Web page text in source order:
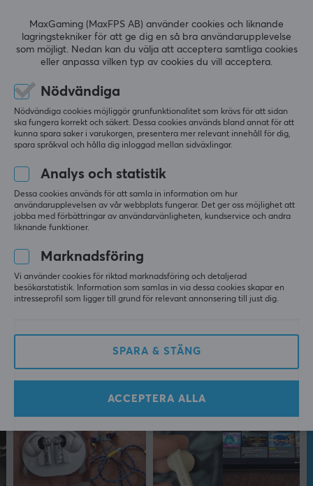
Färg
Blå
Producentens garanti
1 års garanti
0.0
Baserat på 0 recensioner
5
0%
2
1
0%
Mer från vårt Community
MaxGaming (MaxFPS AB) använder cookies och liknande
lagringstekniker för att ge dig en så bra användarupplevelse
som möjligt. Nedan kan du välja att acceptera samtliga cookies
eller anpassa vilken typ av cookies du vill acceptera.
Nödvändiga
Nödvändiga cookies möjliggör grunfunktionalitet som krävs för att sidan
ska fungera korrekt och säkert. Dessa cookies används bland annat för att
kunna spara saker i varukorgen, presentera mer relevant innehåll för dig,
spara språkval och hålla dig inloggad mellan sidväxlingar.
Analys och statistik
Dessa cookies används för att samla in information om hur
användarupplevelsen av vår webbplats fungerar. Det ger oss möjlighet att
jobba med förbättringar av användarvänligheten, kundservice och andra
liknande funktioner.
Marknadsföring
Vi använder cookies för riktad marknadsföring och detaljerad
besökarstatistik. Information som samlas in via dessa cookies skapar en
intresseprofil som ligger till grund för relevant annonsering till just dig.
SPARA & STÄNG
ACCEPTERA ALLA